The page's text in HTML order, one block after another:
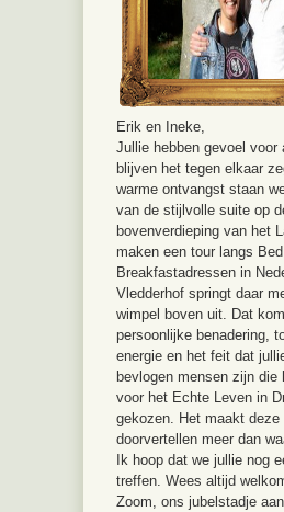
Erik en Ineke,
Jullie hebben gevoel voor
blijven het tegen elkaar
warme ontvangst staan
van de stijlvolle suite op
bovenverdieping van het
maken een tour langs
Breakfastadressen in
Vledderhof springt daar
wimpel boven uit. Dat
persoonlijke benadering,
energie en het feit dat
bevlogen mensen zijn die
voor het Echte Leven in
gekozen. Het maakt deze
doorvertellen meer dan
Ik hoop dat we jullie nog
treffen. Wees altijd
Zoom, ons jubelstadje